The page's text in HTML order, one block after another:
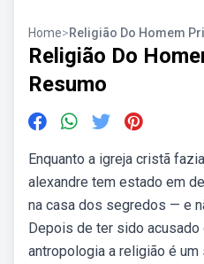
Home>Religião Do Homem
Religião Do
Resumo
Enquanto a igreja cristã
alexandre tem estado em
na casa dos segredos — e
Depois de ter sido acusado
antropologia a religião é